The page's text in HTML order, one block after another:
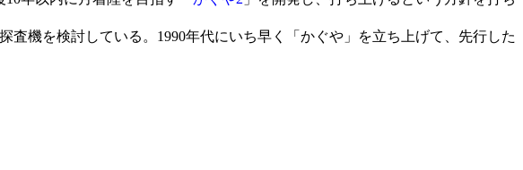
機を検討している。1990年代にいち早く「かぐや」を立ち上げて、先行した